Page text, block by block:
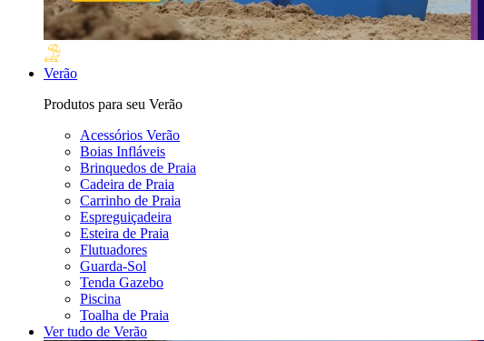
Verão
Produtos para seu Verão
Acessórios Verão
Boias Infláveis
Brinquedos de Praia
Cadeira de Praia
Carrinho de Praia
Espreguiçadeira
Esteira de Praia
Flutuadores
Guarda-Sol
Tenda Gazebo
Piscina
Toalha de Praia
Ver tudo de Verão